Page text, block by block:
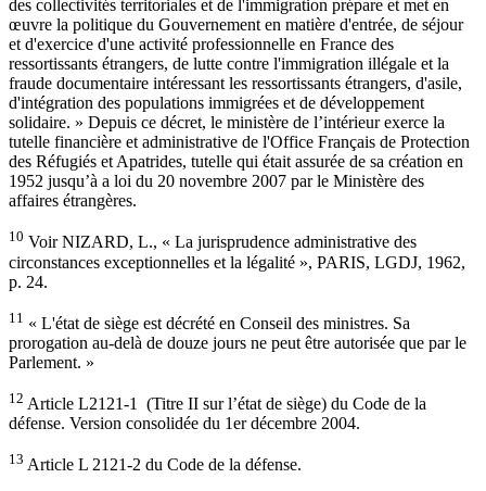
des collectivités territoriales et de l'immigration prépare et met en
œuvre la politique du Gouvernement en matière d'entrée, de séjour
et d'exercice d'une activité professionnelle en France des
ressortissants étrangers, de lutte contre l'immigration illégale et la
fraude documentaire intéressant les ressortissants étrangers, d'asile,
d'intégration des populations immigrées et de développement
solidaire. » Depuis ce décret, le ministère de l’intérieur exerce la
tutelle financière et administrative de l'Office Français de Protection
des Réfugiés et Apatrides, tutelle qui était assurée de sa création en
1952 jusqu’à a loi du 20 novembre 2007 par le Ministère des
affaires étrangères.
10 Voir NIZARD, L., « La jurisprudence administrative des
circonstances exceptionnelles et la légalité », PARIS, LGDJ, 1962,
p. 24.
11 « L'état de siège est décrété en Conseil des ministres. Sa
prorogation au-delà de douze jours ne peut être autorisée que par le
Parlement. »
12 Article L2121-1 (Titre II sur l’état de siège) du Code de la
défense. Version consolidée du 1er décembre 2004.
13 Article L 2121-2 du Code de la défense.